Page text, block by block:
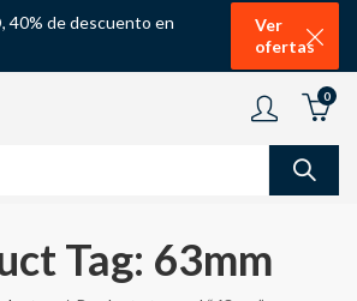
40% de descuento en
Ver
ofertas
0
Tag: 63mm